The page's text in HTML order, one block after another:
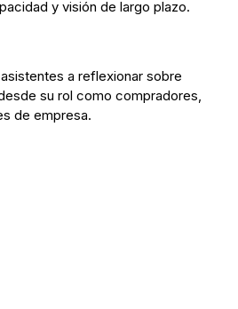
y visión de largo plazo.
a reflexionar sobre
su rol como compradores,
de empresa.